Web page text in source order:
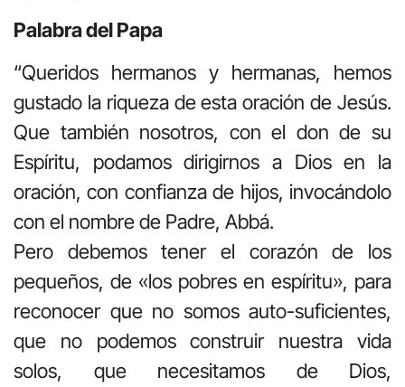
Palabra del Papa
“Queridos hermanos y hermanas, hemos
gustado la riqueza de esta oración de Jesús.
Que también nosotros, con el don de su
Espíritu, podamos dirigirnos a Dios en la
oración, con confianza de hijos, invocándolo
con el nombre de Padre, Abbá.
Pero debemos tener el corazón de los
pequeños, de «los pobres en espíritu», para
reconocer que no somos auto-suficientes,
que no podemos construir nuestra vida
solos, que necesitamos de Dios,